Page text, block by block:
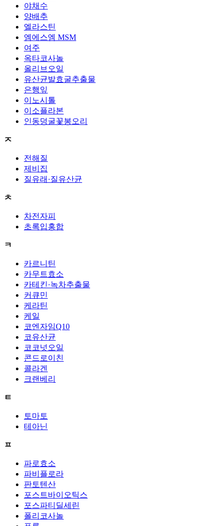
야채수
양배추
엘라스틴
엠에스엠 MSM
여주
옥타코사놀
올리브오일
유산균발효굴추출물
은행잎
이노시톨
이소플라본
인동덩굴꽃봉오리
ㅈ
전해질
제비집
질유래·질유산균
ㅊ
차전자피
초록입홍합
ㅋ
카르니틴
카무트효소
카테킨·녹차추출물
커큐민
케라틴
케일
코엔자임Q10
코유산균
코코넛오일
콘드로이친
콜라겐
크랜베리
ㅌ
토마토
테아닌
ㅍ
파로효소
파비플로라
판토텐산
포스트바이오틱스
포스파티딜세린
폴리코사놀